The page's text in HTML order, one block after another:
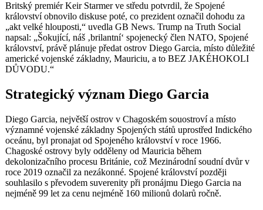
Britský premiér Keir Starmer ve středu potvrdil, že Spojené
království obnovilo diskuse poté, co prezident označil dohodu za
„akt velké hlouposti,“ uvedla GB News. Trump na Truth Social
napsal: „Šokující, náš ‚brilantní‘ spojenecký člen NATO, Spojené
království, právě plánuje předat ostrov Diego Garcia, místo důležité
americké vojenské základny, Mauriciu, a to BEZ JAKÉHOKOLI
DŮVODU.“
Strategický význam Diego Garcia
Diego Garcia, největší ostrov v Chagoském souostroví a místo
významné vojenské základny Spojených států uprostřed Indického
oceánu, byl pronajat od Spojeného království v roce 1966.
Chagoské ostrovy byly odděleny od Mauricia během
dekolonizačního procesu Británie, což Mezinárodní soudní dvůr v
roce 2019 označil za nezákonné. Spojené království později
souhlasilo s převodem suverenity při pronájmu Diego Garcia na
nejméně 99 let za cenu nejméně 160 milionů dolarů ročně.